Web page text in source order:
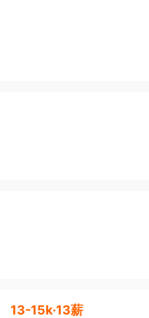
13-15k·13薪